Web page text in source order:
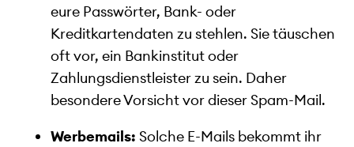
eure Passwörter, Bank- oder
Kreditkartendaten zu stehlen. Sie täuschen
oft vor, ein Bankinstitut oder
Zahlungsdienstleister zu sein. Daher
besondere Vorsicht vor dieser Spam-Mail.
Werbemails: Solche E-Mails bekommt ihr